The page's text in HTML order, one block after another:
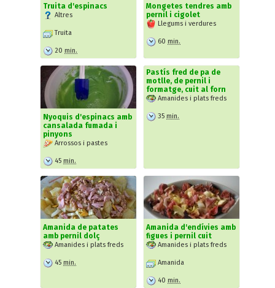
Truita d'espinacs
Altres
Truita
20 min.
Mongetes tendres amb
pernil i cigolet
Llegums i verdures
60 min.
Nyoquis d'espinacs amb
cansalada fumada i
pinyons
Arrossos i pastes
45 min.
Pastís fred de pa de
motlle, de pernil i
formatge, cuit al forn
Amanides i plats freds
35 min.
Amanida de patates
amb pernil dolç
Amanides i plats freds
45 min.
Amanida d'endívies amb
figues i pernil cuit
Amanides i plats freds
Amanida
40 min.